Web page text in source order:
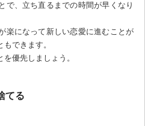
で、立ち直るまでの時間が早くなり
楽になって新しい恋愛に進むことが
できます。
優先しましょう。
てる